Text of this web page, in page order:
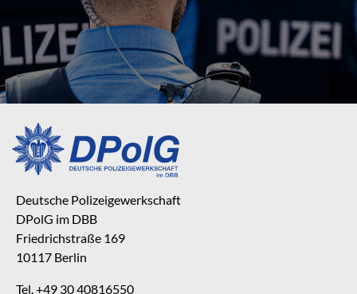
Deutsche Polizeigewerkschaft
DPolG im DBB
Friedrichstraße 169
10117 Berlin
Tel. +49 30 40816550